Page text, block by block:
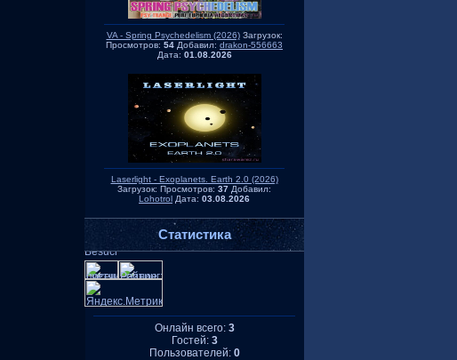
VA - Spring Psychedelism (2026)Загрузок:
Просмотров: 54 Добавил: drakon-556663
Дата: 01.08.2026
Laserlight - Exoplanets. Earth 2.0 (2026)
Загрузок: Просмотров: 37 Добавил:
Lohotrol Дата: 03.08.2026
Статистика
Онлайн всего: 3
Гостей: 3
Пользователей: 0